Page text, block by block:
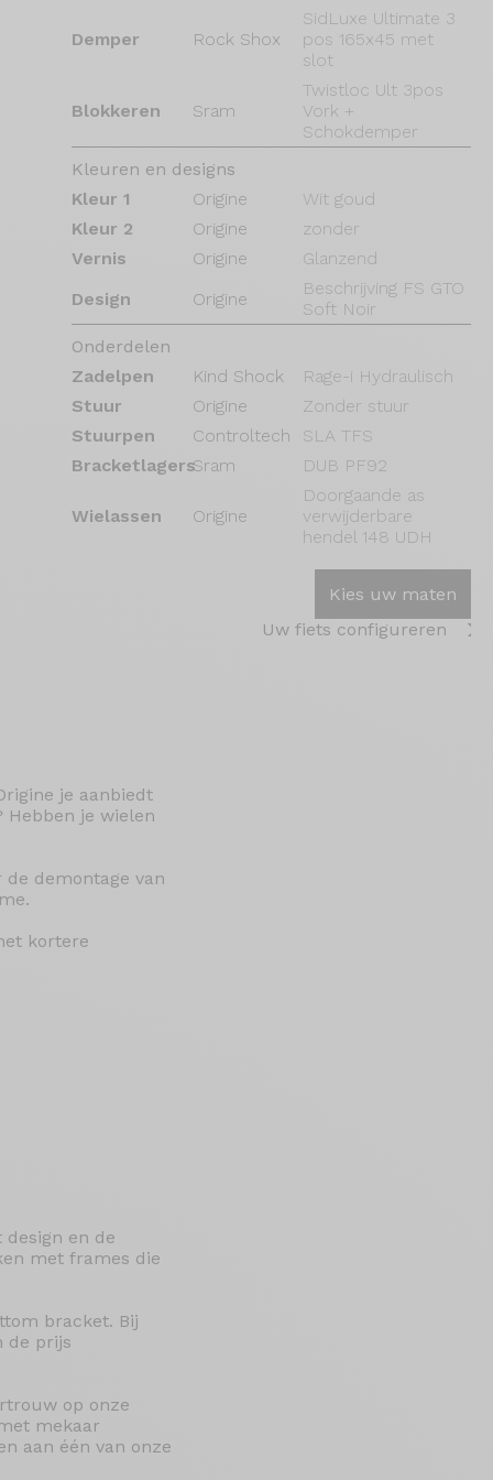
Demper Rock Shox
SidLuxe Ultimate 3
pos 165x45 met
slot
Blokkeren Sram
Twistloc Ult 3pos
Vork +
Schokdemper
Kleuren en designs
Kleur 1
Origine
Wit goud
Kleur 2
Origine
zonder
Vernis
Origine
Glanzend
Design
Origine
Beschrijving FS GTO
Soft Noir
Onderdelen
Zadelpen
Kind Shock
Rage-i Hydraulisch
Stuur
Origine
Zonder stuur
Stuurpen
Controltech
SLA TFS
BracketlagersSram DUB PF92
Wielassen Origine
Doorgaande as
verwijderbare
hendel 148 UDH
Kies uw maten
Uw fiets configureren
je aanbiedt
Hebben je wielen
de demontage van
kortere
en de
met frames die
bracket. Bij
de prijs
op onze
mekaar
aan één van onze